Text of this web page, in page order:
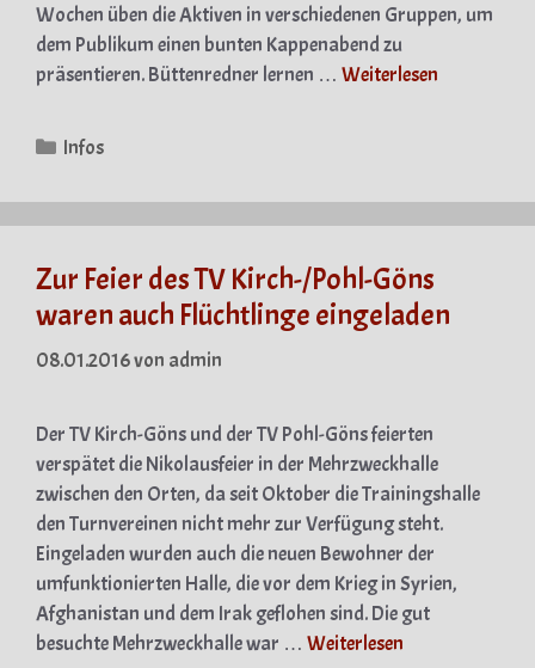
Wochen üben die Aktiven in verschiedenen Gruppen, um
dem Publikum einen bunten Kappenabend zu
präsentieren. Büttenredner lernen … Weiterlesen
Kategorien
Infos
Zur Feier des TV Kirch-/Pohl-Göns
waren auch Flüchtlinge eingeladen
08.01.2016von admin
Der TV Kirch-Göns und der TV Pohl-Göns feierten
verspätet die Nikolausfeier in der Mehrzweckhalle
zwischen den Orten, da seit Oktober die Trainingshalle
den Turnvereinen nicht mehr zur Verfügung steht.
Eingeladen wurden auch die neuen Bewohner der
umfunktionierten Halle, die vor dem Krieg in Syrien,
Afghanistan und dem Irak geflohen sind. Die gut
besuchte Mehrzweckhalle war … Weiterlesen